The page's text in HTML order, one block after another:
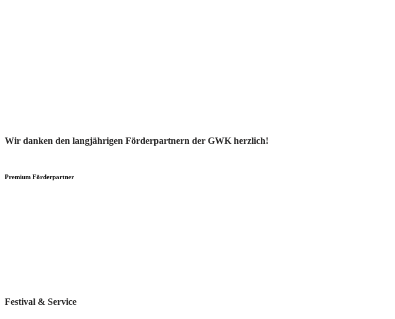
Wir danken den langjährigen Förderpartnern der GWK herzlich!
Premium Förderpartner
Festival & Service